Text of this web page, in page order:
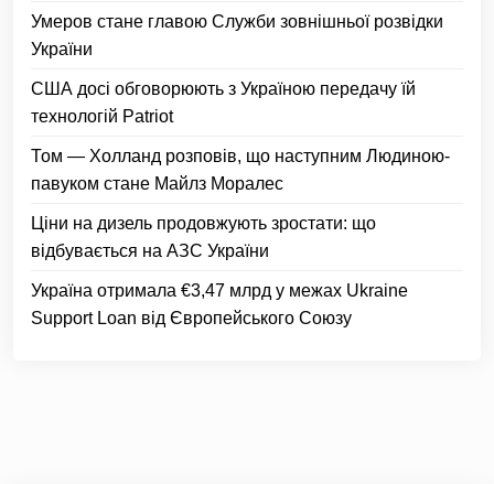
Умеров стане главою Служби зовнішньої розвідки
України
США досі обговорюють з Україною передачу їй
технологій Patriot
Том — Холланд розповів, що наступним Людиною-
павуком стане Майлз Моралес
Ціни на дизель продовжують зростати: що
відбувається на АЗС України
Україна отримала €3,47 млрд у межах Ukraine
Support Loan від Європейського Союзу